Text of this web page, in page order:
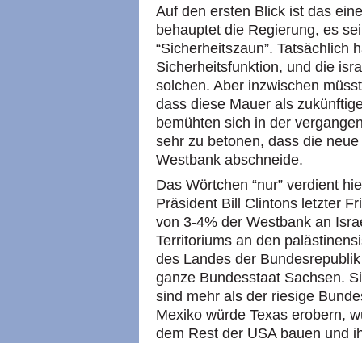
Auf den ersten Blick ist das
behauptet die Regierung, es
“Sicherheitszaun”. Tatsächlich
Sicherheitsfunktion, und die
solchen. Aber inzwischen
dass diese Mauer als
bemühten sich in der
sehr zu betonen, dass die
Westbank abschneide.
Das Wörtchen “nur” verdient
Präsident Bill Clintons letzter
von 3-4% der Westbank an
Territoriums an den
des Landes der
ganze Bundesstaat Sachsen.
sind mehr als der riesige
Mexiko würde Texas erobern,
dem Rest der USA bauen und